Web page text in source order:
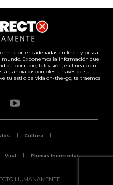
encadenadas en línea y busca
Exponemos la información que
por radio, televisión, en línea o en
ahora disponibles a través de su
tu estilo de vida on-the-go, te traemos
Cultura
Viral Plumas Incorrectas
HUMANAMENTE